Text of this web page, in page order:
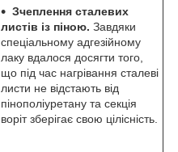
Зчеплення сталевих
листів із піною. Завдяки
спеціальному адгезійному
лаку вдалося досягти того,
що під час нагрівання сталеві
листи не відстають від
пінополіуретану та секція
воріт зберігає свою цілісність.